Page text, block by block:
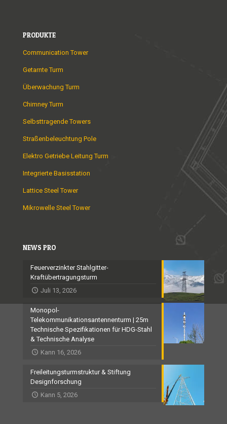
PRODUKTE
Communication Tower
Getarnte Turm
Überwachung Turm
Chimney Turm
Selbsttragende Towers
Straßenbeleuchtung Pole
Elektro Getriebe Leitung Turm
Integrierte Basisstation
Lattice Steel Tower
Mikrowelle Steel Tower
NEWS PRO
Feuerverzinkter Stahlgitter-
Kraftübertragungsturm
Juli 13, 2026
Monopol-
Telekommunikationsantennenturm | 25m
Technische Spezifikationen für HDG-Stahl
& Technische Analyse
Kann 16, 2026
Freileitungsturmstruktur & Stiftung
Designforschung
Kann 5, 2026